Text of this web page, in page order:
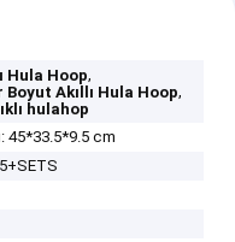
Hula Hoop,
Akıllı Hula Hoop,
hulahop
45*33.5*9.5 cm